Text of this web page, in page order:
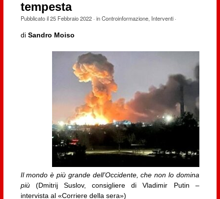
tempesta
Pubblicato il25 Febbraio 2022· inControinformazione, Interventi·
di Sandro Moiso
Il mondo è più grande dell’Occidente, che non lo domina
più(Dmitrij Suslov, consigliere di Vladimir Putin –
intervista al «Corriere della sera»)